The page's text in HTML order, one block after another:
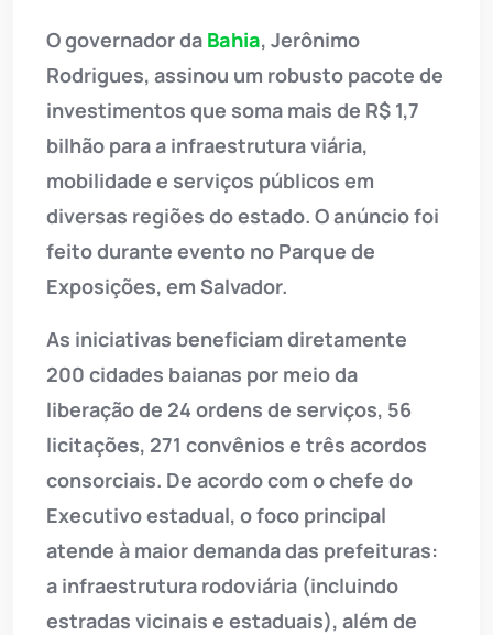
O governador da Bahia, Jerônimo
Rodrigues, assinou um robusto pacote de
investimentos que soma mais de R$ 1,7
bilhão para a infraestrutura viária,
mobilidade e serviços públicos em
diversas regiões do estado. O anúncio foi
feito durante evento no Parque de
Exposições, em Salvador.
As iniciativas beneficiam diretamente
200 cidades baianas por meio da
liberação de 24 ordens de serviços, 56
licitações, 271 convênios e três acordos
consorciais. De acordo com o chefe do
Executivo estadual, o foco principal
atende à maior demanda das prefeituras:
a infraestrutura rodoviária (incluindo
estradas vicinais e estaduais), além de